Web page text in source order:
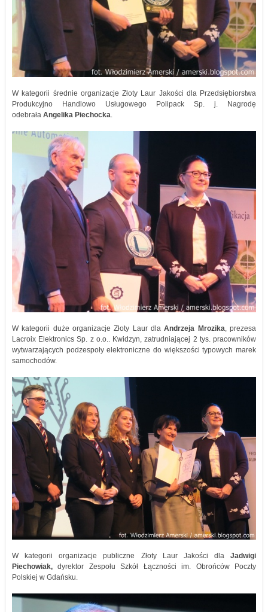
W kategorii średnie organizacje Złoty Laur Jakości dla Przedsiębiorstwa
Produkcyjno Handlowo Usługowego Polipack Sp. j. Nagrodę
odebrała Angelika Piechocka
W kategorii duże organizacje Złoty Laur dlaAndrzeja Mrozika , prezesa
Lacroix Elektronics Sp. z o.o.. Kwidzyn, zatrudniającej 2 tys. pracowników
wytwarzających podzespoły elektroniczne do większości typowych marek
samochodów.
W kategorii organizacje publiczne Złoty Laur Jakości dla Jadwigi
Piechowiak, dyrektor Zespołu Szkół Łączności im. Obrońców Poczty
Polskiej w Gdańsku.